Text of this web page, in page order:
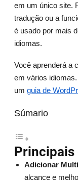
em um único site.
tradução ou a
é usado por mais
idiomas.
Você aprenderá a
em vários
um guia de
Súmario
Principais
Adicionar
alcance e